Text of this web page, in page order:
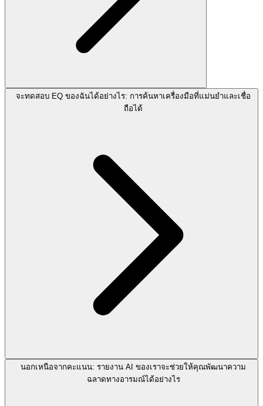
จะทดสอบ EQ ของฉันได้อย่างไร: การค้นหาเครื่องมือที่แม่นยำและเชื่อ
ถือได้
นอกเหนือจากคะแนน: รายงาน AI ของเราจะช่วยให้คุณพัฒนาความ
ฉลาดทางอารมณ์ได้อย่างไร